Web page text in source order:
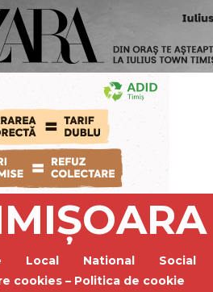
Local National Social
cookies – Politica de cookie